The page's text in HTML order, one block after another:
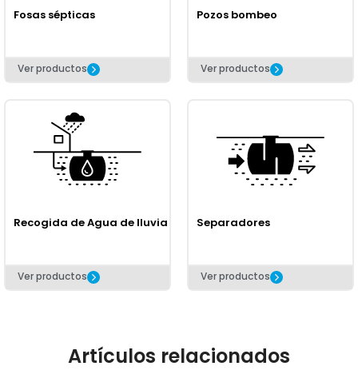
Fosas sépticas
Ver productos
Pozos bombeo
Ver productos
Recogida de Agua de lluvia
Ver productos
Separadores
Ver productos
Artículos relacionados